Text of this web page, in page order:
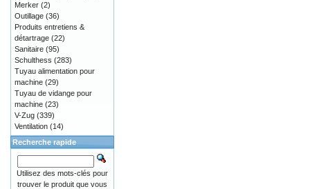
Merker (2)
Outillage (36)
Produits entretiens &
détartrage (22)
Sanitaire (95)
Schulthess (283)
Tuyau alimentation pour
machine (29)
Tuyau de vidange pour
machine (23)
V-Zug (339)
Ventilation (14)
Recherche rapide
Utilisez des mots-clés pour
trouver le produit que vous